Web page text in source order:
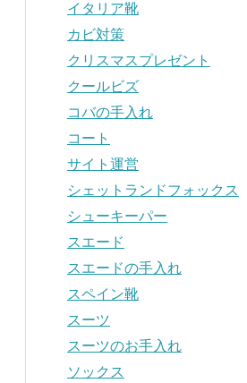
イタリア靴
カビ対策
クリスマスプレゼント
クールビズ
コバの手入れ
コート
サイト運営
シェットランドフォックス
シューキーパー
スエード
スエードの手入れ
スペイン靴
スーツ
スーツのお手入れ
ソックス